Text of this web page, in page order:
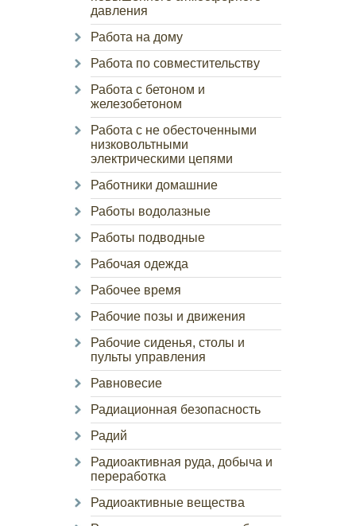
давления
Работа на дому
Работа по совместительству
Работа с бетоном и
железобетоном
Работа с не обесточенными
низковольтными
электрическими цепями
Работники домашние
Работы водолазные
Работы подводные
Рабочая одежда
Рабочее время
Рабочие позы и движения
Рабочие сиденья, столы и
пульты управления
Равновесие
Радиационная безопасность
Радий
Радиоактивная руда, добыча и
переработка
Радиоактивные вещества